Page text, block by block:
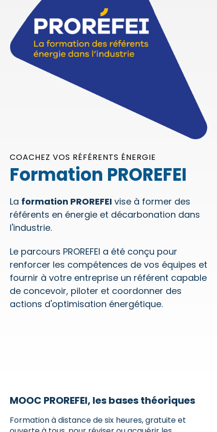
COACHEZ VOS RÉFÉRENTS ÉNERGIE
Formation PROREFEI
La formation PROREFEI vise à former des
référents en énergie et décarbonation dans
l'industrie.
Le parcours PROREFEI a été conçu pour
renforcer les compétences de vos équipes et
fournir à votre entreprise un référent capable
de concevoir, piloter et coordonner des
actions d'optimisation énergétique.
MOOC PROREFEI, les bases théoriques
Formation à distance de six heures, gratuite et